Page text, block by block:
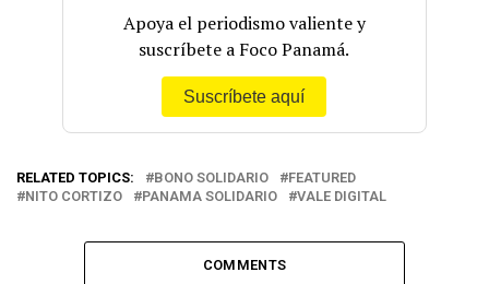
Apoya el periodismo valiente y
suscríbete a Foco Panamá.
Suscríbete aquí
RELATED TOPICS: BONO SOLIDARIO
FEATURED
NITO CORTIZO
PANAMA SOLIDARIO VALE DIGITAL
COMMENTS